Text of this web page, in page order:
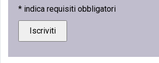
* indica requisiti obbligatori